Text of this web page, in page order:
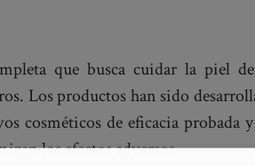
que busca cuidar la piel
Los productos han sido
cosméticos de eficacia probada
los efectos adversos.